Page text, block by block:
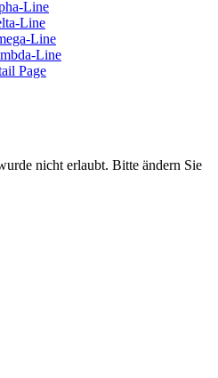
Line
Line
Line
Line
Page
nicht erlaubt. Bitte ändern Sie